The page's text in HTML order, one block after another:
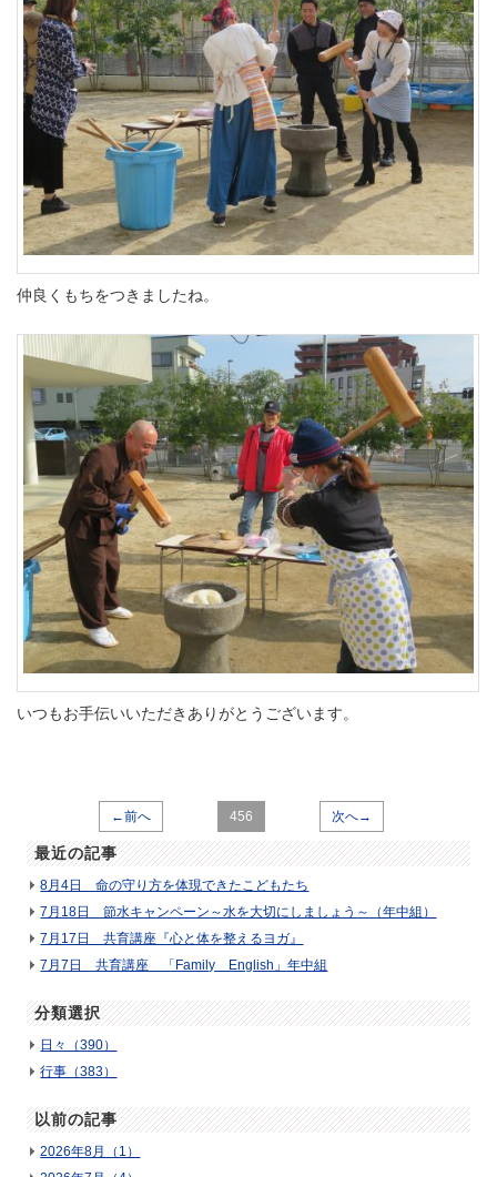
仲良くもちをつきましたね。
いつもお手伝いいただきありがとうございます。
←前へ 456 次へ→
最近の記事
8月4日 命の守り方を体現できたこどもたち
7月18日 節水キャンペーン～水を大切にしましょう～（年中組）
7月17日 共育講座『心と体を整えるヨガ』
7月7日 共育講座 「Family English」年中組
分類選択
日々（390）
行事（383）
以前の記事
2026年8月（1）